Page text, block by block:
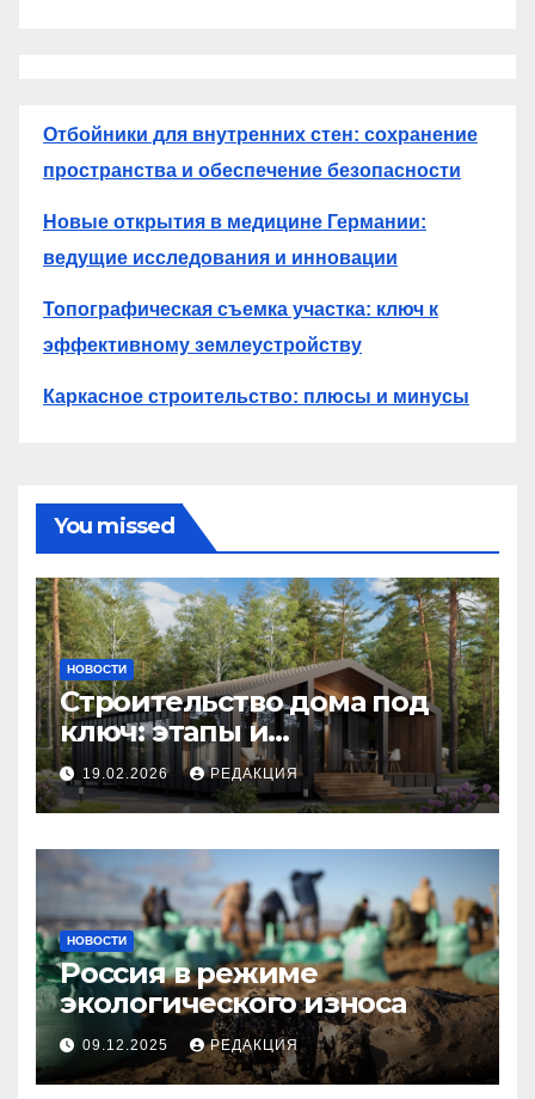
Отбойники для внутренних стен: сохранение
пространства и обеспечение безопасности
Новые открытия в медицине Германии:
ведущие исследования и инновации
Топографическая съемка участка: ключ к
эффективному землеустройству
Каркасное строительство: плюсы и минусы
You missed
НОВОСТИ
Строительство дома под
ключ: этапы и
планирование бюджета
19.02.2026 РЕДАКЦИЯ
НОВОСТИ
Россия в режиме
экологического износа
09.12.2025 РЕДАКЦИЯ